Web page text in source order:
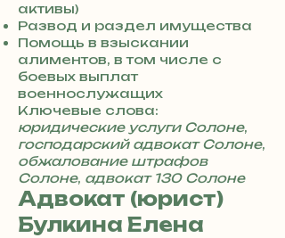
активы)
Развод и раздел имущества
Помощь в взыскании
алиментов, в том числе с
боевых выплат
военнослужащих
Ключевые слова:
юридические услуги Солоне,
господарский адвокат Солоне,
обжалование штрафов
Солоне, адвокат 130 Солоне
Адвокат (юрист)
Булкина Елена